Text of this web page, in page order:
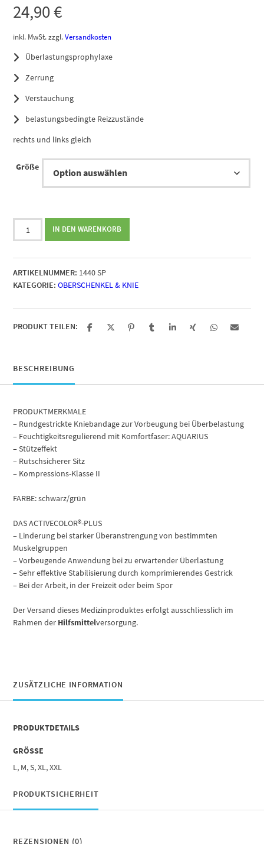
24,90€
inkl. MwSt. zzgl.Versandkosten
Überlastungsprophylaxe
Zerrung
Verstauchung
belastungsbedingte Reizzustände
rechts und links gleich
Größe
ActiveColor
Kniebandage
Menge
IN DEN WARENKORB
ARTIKELNUMMER: 1440 SP
KATEGORIE: OBERSCHENKEL & KNIE
PRODUKT TEILEN:
BESCHREIBUNG
PRODUKTMERKMALE
– Rundgestrickte Kniebandage zur Vorbeugung bei Überbelastung
– Feuchtigkeitsregulierend mit Komfortfaser: AQUARIUS
– Stützeffekt
– Rutschsicherer Sitz
– Kompressions-Klasse II
FARBE: schwarz/grün
DAS ACTIVECOLOR®-PLUS
– Linderung bei starker Überanstrengung von bestimmten
Muskelgruppen
– Vorbeugende Anwendung bei zu erwartender Überlastung
– Sehr effektive Stabilisierung durch komprimierendes Gestrick
– Bei der Arbeit, in der Freizeit oder beim Spor
Der Versand dieses Medizinproduktes erfolgt ausschliesslich im
Rahmen der Hilfsmittelversorgung.
ZUSÄTZLICHE INFORMATION
PRODUKTDETAILS
GRÖSSE
L, M, S, XL, XXL
PRODUKTSICHERHEIT
REZENSIONEN (0)